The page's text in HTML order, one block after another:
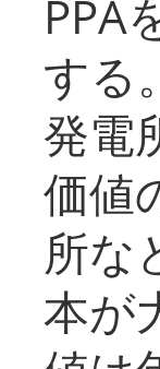
PPA
する
発電
価値
所な
本が